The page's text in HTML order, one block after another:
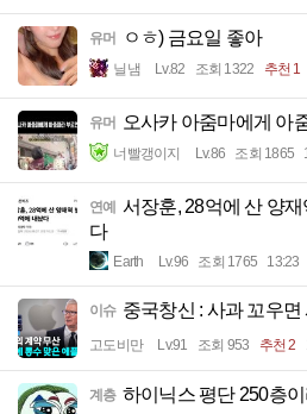
유머 ㅇㅎ) 금요일 좋아
닐냄 Lv.82 조회 1322 추천 1
유머 오사카 아줌마에게 아
너빨갱이지 Lv.86 조회 1865
연예
서장훈, 28억에 산 양
다
Earth Lv.96 조회 1765 13:23
이슈 중국창신 : 사과 꼬우면
고도비만 Lv.91 조회 953 추천 2
계층 하이닉스 평단 250층